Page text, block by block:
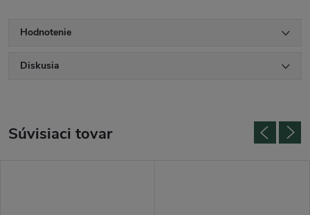
Hodnotenie
Diskusia
Súvisiaci tovar